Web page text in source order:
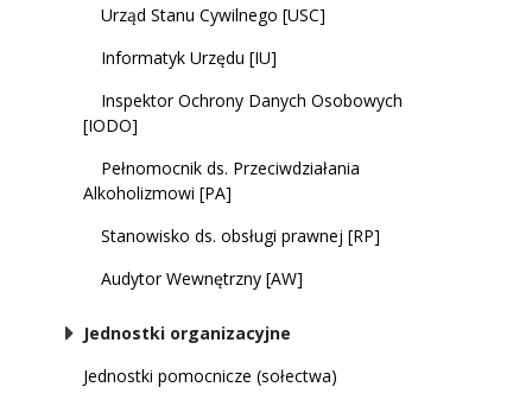
Urząd Stanu Cywilnego [USC]
Informatyk Urzędu [IU]
Inspektor Ochrony Danych Osobowych
[IODO]
Pełnomocnik ds. Przeciwdziałania
Alkoholizmowi [PA]
Stanowisko ds. obsługi prawnej [RP]
Audytor Wewnętrzny [AW]
Jednostki organizacyjne
Jednostki pomocnicze (sołectwa)